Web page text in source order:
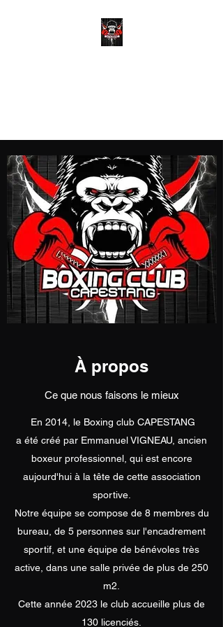
À propos
Ce que nous faisons le mieux
En 2014, le Boxing club CAPESTANG
a été créé par Emmanuel VIGNEAU, ancien
boxeur professionnel, qui est encore
aujourd'hui à la tête de cette association
sportive.
Notre équipe se compose de 8 membres du
bureau, de 5 personnes sur l'encadrement
sportif, et une équipe de bénévoles très
active, dans une salle privée de plus de 250
m2.
Cette année 2023 le club accueille plus de
130 licenciés.